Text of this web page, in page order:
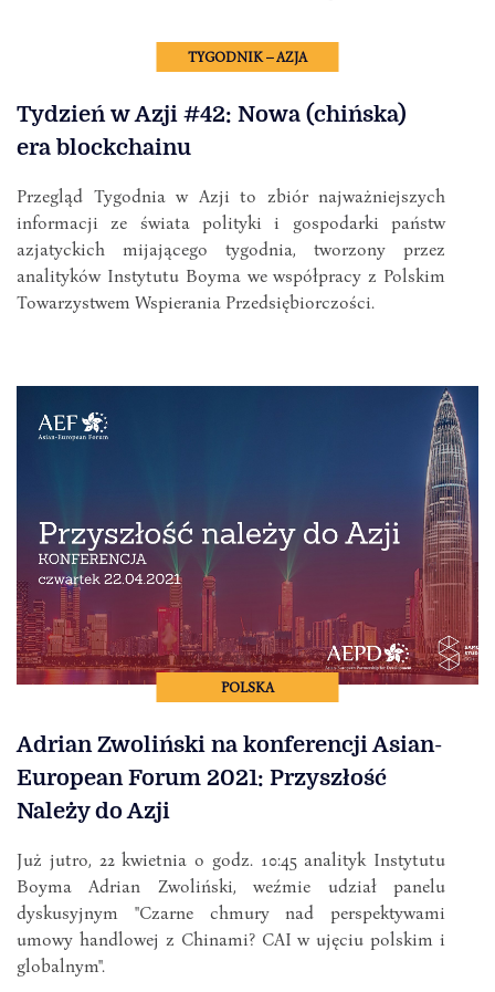
TYGODNIK – AZJA
Tydzień w Azji #42: Nowa (chińska)
era blockchainu
Przegląd Tygodnia w Azji to zbiór najważniejszych
informacji ze świata polityki i gospodarki państw
azjatyckich mijającego tygodnia, tworzony przez
analityków Instytutu Boyma we współpracy z Polskim
Towarzystwem Wspierania Przedsiębiorczości.
POLSKA
Adrian Zwoliński na konferencji Asian-
European Forum 2021: Przyszłość
Należy do Azji
Już jutro, 22 kwietnia o godz. 10:45 analityk Instytutu
Boyma Adrian Zwoliński, weźmie udział panelu
dyskusyjnym "Czarne chmury nad perspektywami
umowy handlowej z Chinami? CAI w ujęciu polskim i
globalnym".